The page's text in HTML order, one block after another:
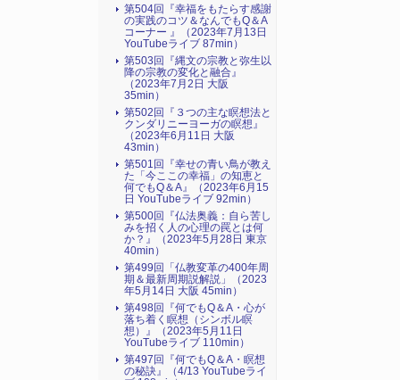
第504回『幸福をもたらす感謝
の実践のコツ＆なんでもQ＆A
コーナー 』（2023年7月13日
YouTubeライブ 87min）
第503回『縄文の宗教と弥生以
降の宗教の変化と融合』
（2023年7月2日 大阪
35min）
第502回『３つの主な瞑想法と
クンダリニーヨーガの瞑想』
（2023年6月11日 大阪
43min）
第501回『幸せの青い鳥が教え
た「今ここの幸福」の知恵と
何でもQ＆A』（2023年6月15
日 YouTubeライブ 92min）
第500回『仏法奥義：自ら苦し
みを招く人の心理の罠とは何
か？』（2023年5月28日 東京
40min）
第499回「仏教変革の400年周
期＆最新周期説解説」（2023
年5月14日 大阪 45min）
第498回『何でもQ＆A・心が
落ち着く瞑想（シンボル瞑
想）』（2023年5月11日
YouTubeライブ 110min）
第497回『何でもQ＆A・瞑想
の秘訣』（4/13 YouTubeライ